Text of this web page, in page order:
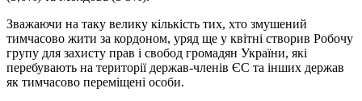
Зважаючи на таку велику кількість тих, хто змушений
тимчасово жити за кордоном, уряд ще у квітні створив Робочу
групу для захисту прав і свобод громадян України, які
перебувають на території держав-членів ЄС та інших держав
як тимчасово переміщені особи.